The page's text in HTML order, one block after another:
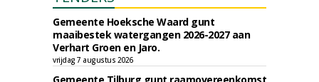
Gemeente Hoeksche Waard gunt
maaibestek watergangen 2026-2027 aan
Verhart Groen en Jaro.
vrijdag 7 augustus 2026